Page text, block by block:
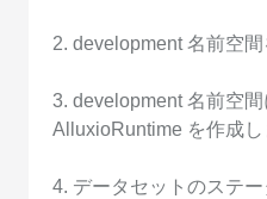
2. development 名前空間
3. development 名前空間
AlluxioRuntime を作成し
4. データセットのステー